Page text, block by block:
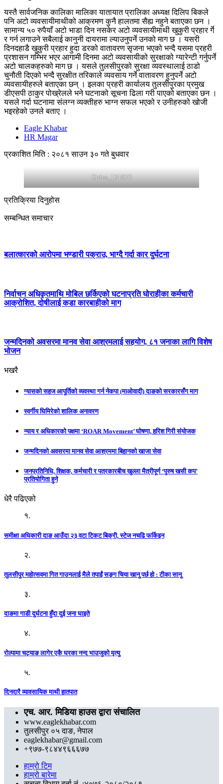
यस्तै सार्वजनिक कालिका मालिका यातायात प्रालिका अध्यक्ष दिलिप बिकले
पनि अटो व्यवसायीमाथीको आक्रमण कुनै हालतमा सैह्य नहुने बताएका छन ।
सामान्य ५० रुपैयाँ अटो भाडा दिन नसकेर अटो व्यवसायीमाथी खुकुरी प्रहार र्गे
र गर्न लगाउने सबैलाई कानुनी दायरामा ल्याउनुपर्ने उनको माग छ । यसरी
दिनदहाडै खुकुरी प्रहार हुदा डरको वातावरण सृजना भएको भन्दै यसमा प्रहरी
प्रशासन गम्भिर भएर आगामी दिनमा अटो व्यवसायीको सुरक्षाको ग्यारेन्टी गर्नुपर्ने
अटो चालकहरुको माग छ । यसले तुलसीपुरको सुरक्षा व्यवस्थालाई ठाडो
चुनौती दिएको भन्दै सुरक्षीत तरिकाले व्यवसाय गर्ने वातावरण हुनुपर्ने अटो
व्यवसायीहरुले बताएका छन् । इलका प्रहरी कार्यालय तुलसीपुरका प्रमुख
डीएसपी ठाकुर पोख्रेलले भने घटनाको सूचना ढिला गरी पाएको बताएका छन ।
यसले गर्दा घटनामा संलग्न व्यक्तीहरु भाग्न सफल भएको र उनीहरुको खोजी
भइरहेको उनले बताए ।
Eagle Khabar
HR Magar
प्रकाशित मिति : २०८१ साउन ३० गते बुधवार
Oplus_131072
प्रतिक्रिया दिनुहोस
सम्बन्धित समाचार
बलात्कारको आरोपमा भण्डारी पक्राउ, भाग्दै गर्दा कार दुर्घटना
निर्वाचन अधिकृतमाथि मोबिल छर्किएको घटनाप्रति घोराहीका कर्मचारी
आक्रोशित, दोषीलाई कडा कारबाहीको माग
जन्मदिनको अवसरमा मानव सेवा आश्रमलाई सहयोग, ८१ जनाका लागि विशेष
भोजन
भखरै
ग्यासको सहज आपूर्तिको व्यवस्था गर्न नेकपा (माओवादी) दाङको सरकारसँग माग
स्वर्गीय घिमिरेको शालिक अनावरण
न्याय र अधिकारको पक्षमा ‘ROAR Movement’ घोषणा, हरिश गिरी संयोजक
जन्मदिनको अवसरमा मानव सेवा आश्रममा बिहानको खाजा सेवा
जनप्रतिनिधि, शिक्षक, कर्मचारी र पत्रकारबीच खुल्ला मैत्रीपूर्ण ‘पुरुष खसी कप’
प्रतियोगिता हुने
धेरै पढिएको
१.
समीक्षा अधिकारी दाङ आउँदा २३ वटा टिकट बिक्री, स्टेज नचढि फर्किइन
२.
तुलसीपुर महोत्सवमा गित गाउनलाई मैले तपाईं सङ्ग चिया खानु पर्छ हो : टीका सानु
३.
दाङमा गाडी दुर्घटना हुँदा दुई जना घाइते
४.
रोल्पामा चट्याङ लागेर एकै घरका नन्द भाउजुको मृत्यु
५.
दिनदारै व्यावसायिक माथी हातपात
एच. आर. मिडिया हाउस द्वारा संचालित
www.eaglekhabar.com
तुलसीपुर ०५ दाङ, नेपाल
eaglekhabar@gmail.com
+९७७-९८४४९६६६७७
हाम्रो टिम
हाम्रो बारेमा